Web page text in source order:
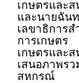
เกษตรแล
และนาย
เลขาธิการส
การเกษต
เกษตรและ
เสนอภาพรว
สหกรณ์